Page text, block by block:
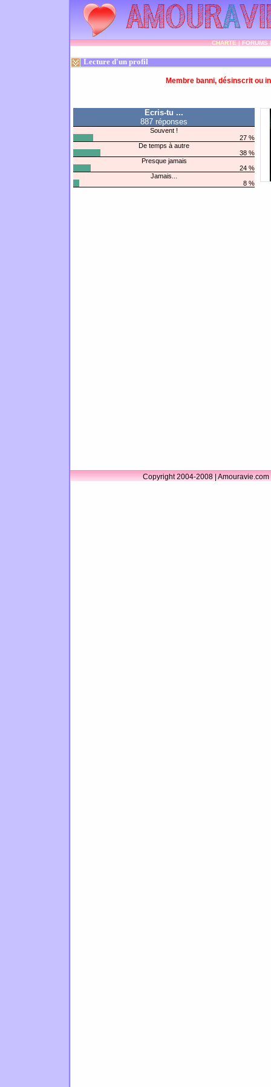
CHARTE|FORUMS
Lecture d'un profil
Membre banni, désinscrit ou
Ecris-tu ...
887 réponses
Souvent !
27 %
De temps à autre
38 %
Presque jamais
24 %
Jamais...
8 %
Copyright 2004-2008 |